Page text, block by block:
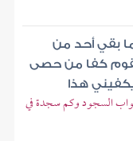
بقي أحد من
كفا من حصى
هذا
السجود وكم سجدة في